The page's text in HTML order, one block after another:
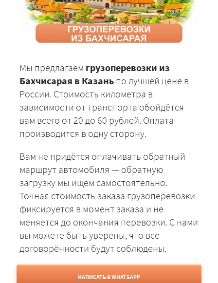
Мы предлагаем грузоперевозки из
Бахчисарая в Казань по лучшей цене в
России. Стоимость километра в
зависимости от транспорта обойдётся
вам всего от 20 до 60 рублей. Оплата
производится в одну сторону.
Вам не придётся оплачивать обратный
маршрут автомобиля — обратную
загрузку мы ищем самостоятельно.
Точная стоимость заказа грузоперевозки
фиксируется в момент заказа и не
меняется до окончания перевозки. С нами
вы можете быть уверены, что все
договорённости будут соблюдены.
НАПИСАТЬ В WHATSAPP